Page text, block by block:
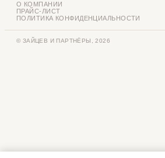
О КОМПАНИИ
ПРАЙС-ЛИСТ
ПОЛИТИКА КОНФИДЕНЦИАЛЬНОСТИ
© ЗАЙЦЕВ И ПАРТНЁРЫ, 2026